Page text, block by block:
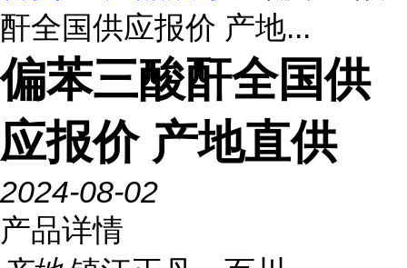
酐全国供应报价 产地...
偏苯三酸酐全国供
应报价 产地直供
2024-08-02
产品详情